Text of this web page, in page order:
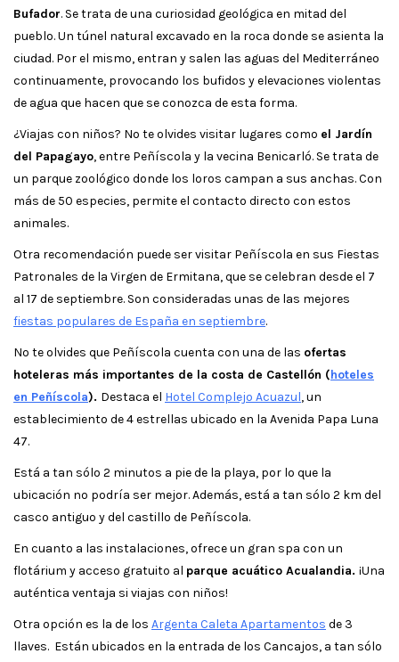
Bufador. Se trata de una curiosidad geológica en mitad del
pueblo. Un túnel natural excavado en la roca donde se asienta la
ciudad. Por el mismo, entran y salen las aguas del Mediterráneo
continuamente, provocando los bufidos y elevaciones violentas
de agua que hacen que se conozca de esta forma.
¿Viajas con niños? No te olvides visitar lugares como el Jardín
del Papagayo, entre Peñíscola y la vecina Benicarló. Se trata de
un parque zoológico donde los loros campan a sus anchas. Con
más de 50 especies, permite el contacto directo con estos
animales.
Otra recomendación puede ser visitar Peñíscola en sus Fiestas
Patronales de la Virgen de Ermitana, que se celebran desde el 7
al 17 de septiembre. Son consideradas unas de las mejores
fiestas populares de España en septiembre.
No te olvides que Peñíscola cuenta con una de las ofertas
hoteleras más importantes de la costa de Castellón (hoteles
en Peñíscola). Destaca el Hotel Complejo Acuazul, un
establecimiento de 4 estrellas ubicado en la Avenida Papa Luna
47.
Está a tan sólo 2 minutos a pie de la playa, por lo que la
ubicación no podría ser mejor. Además, está a tan sólo 2 km del
casco antiguo y del castillo de Peñíscola.
En cuanto a las instalaciones, ofrece un gran spa con un
flotárium y acceso gratuito al parque acuático Acualandia. ¡Una
auténtica ventaja si viajas con niños!
Otra opción es la de los Argenta Caleta Apartamentos de 3
llaves. Están ubicados en la entrada de los Cancajos, a tan sólo